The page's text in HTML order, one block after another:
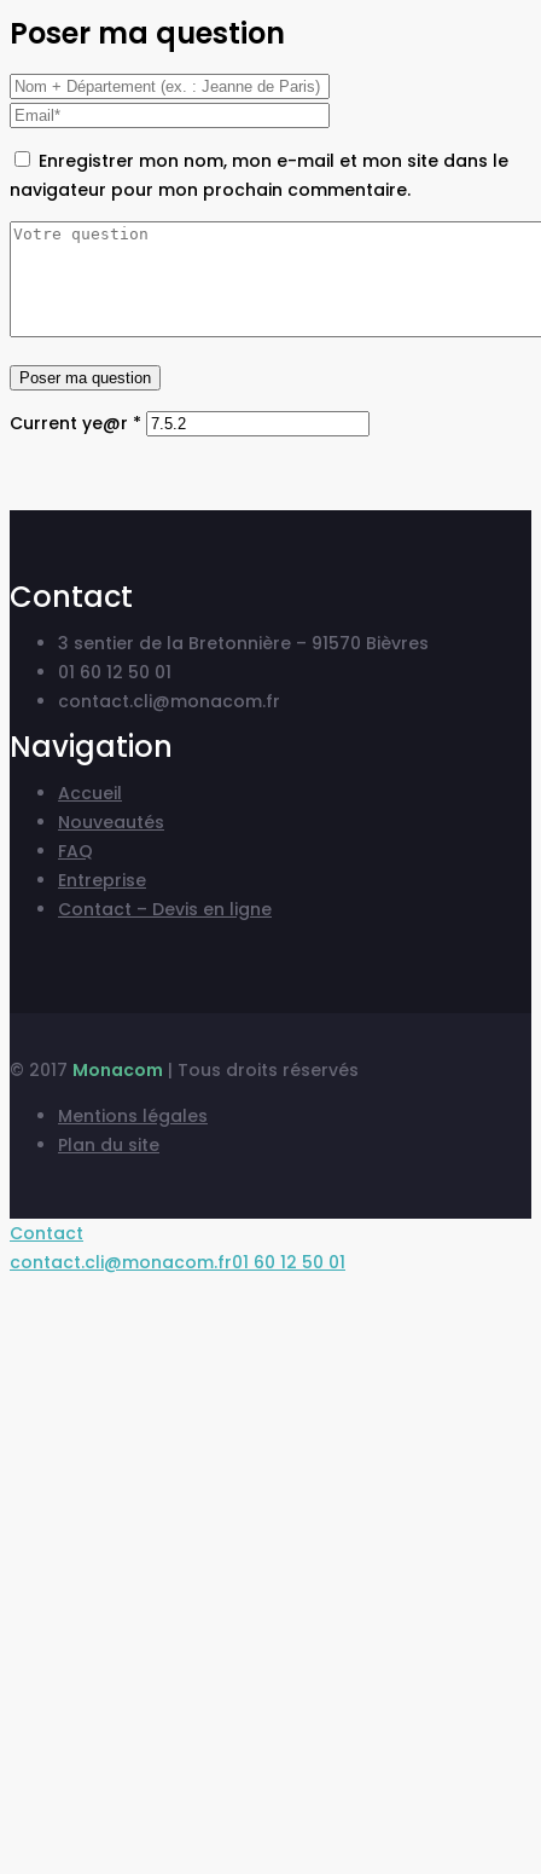
Poser ma question
Enregistrer mon nom, mon e-mail et mon site dans le
navigateur pour mon prochain commentaire.
Current ye@r *
Contact
3 sentier de la Bretonnière – 91570 Bièvres
01 60 12 50 01
contact.cli@monacom.fr
Navigation
Accueil
Nouveautés
FAQ
Entreprise
Contact – Devis en ligne
© 2017 Monacom | Tous droits réservés
Mentions légales
Plan du site
Contact
contact.cli@monacom.fr01 60 12 50 01